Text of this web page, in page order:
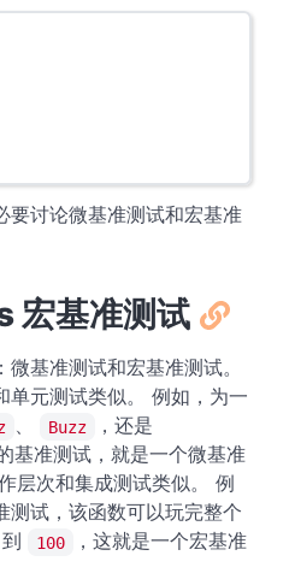
要讨论微基准测试和宏基准
宏基准测试
基准测试和宏基准测试。
单元测试类似。 例如，为一
、 Buzz ，还是
基准测试，就是一个微基准
层次和集成测试类似。 例
测试，该函数可以玩完整个
到 100
，这就是一个宏基准